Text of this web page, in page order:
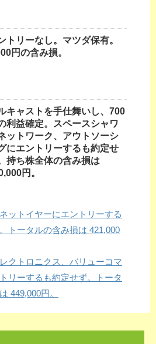
トリーなし。マツダ保有。
円の含み損。
キャストを手仕舞いし、700
利益確定。スペースシャワ
ットワーク、アウトソーシ
にエントリーするも約定せ
持ち株全体の含み損は
円。
ットイヤーにエントリーする
トータルの含み損は 421,000
クトロニクス、バリューコマ
リーするも約定せず。トータ
449,000円。